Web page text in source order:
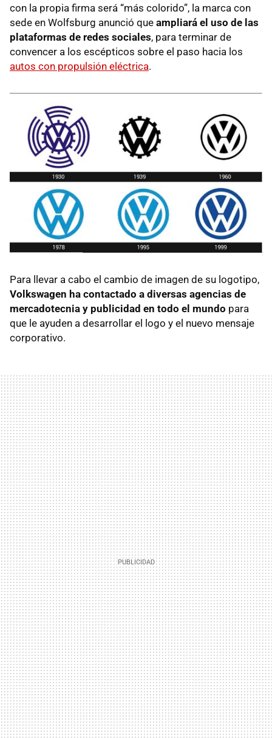
con la propia firma será “más colorido”, la marca con
sede en Wolfsburg anunció que ampliará el uso de las
plataformas de redes sociales, para terminar de
convencer a los escépticos sobre el paso hacia los
autos con propulsión eléctrica.
Para llevar a cabo el cambio de imagen de su logotipo,
Volkswagen ha contactado a diversas agencias de
mercadotecnia y publicidad en todo el mundo para
que le ayuden a desarrollar el logo y el nuevo mensaje
corporativo.